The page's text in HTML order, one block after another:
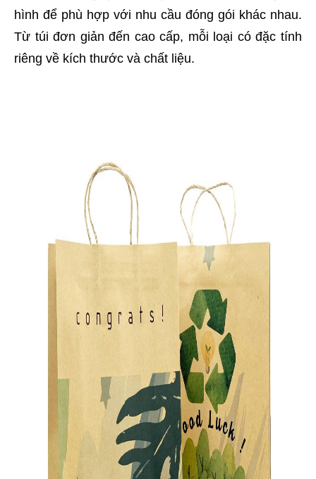
hình để phù hợp với nhu cầu đóng gói khác nhau.
Từ túi đơn giản đến cao cấp, mỗi loại có đặc tính
riêng về kích thước và chất liệu.